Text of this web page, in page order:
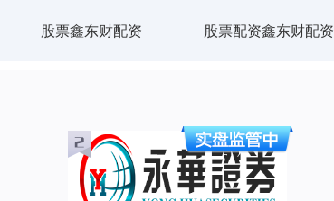
股票鑫东财配资 股票配资鑫东财配资